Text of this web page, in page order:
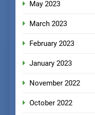
May 2023
March 2023
February 2023
January 2023
November 2022
October 2022